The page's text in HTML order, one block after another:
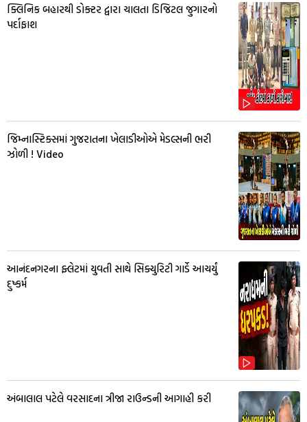
ક્લિનિક બહારથી ડોક્ટર દ્વારા ચાલતા ડિજિટલ જુગારનો
પર્દાફાશ
જિમ્નાસ્ટિક્સમાં ગુજરાતના ખેલાડીઓએ મેડલ્સની ભરી
ઝોળી ! Video
આનંદનગરના ફ્લેટમાં યુવતી સાથે સિક્યુરિટી ગાર્ડે આચર્યું
દુષ્કર્મ
અંબાલાલ પટેલે વરસાદના ત્રીજા રાઉન્ડની આગાહી કરી